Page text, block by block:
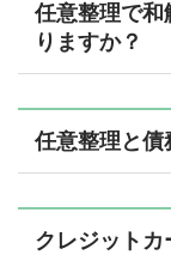
任意整理で和
りますか？
任意整理と債
クレジット